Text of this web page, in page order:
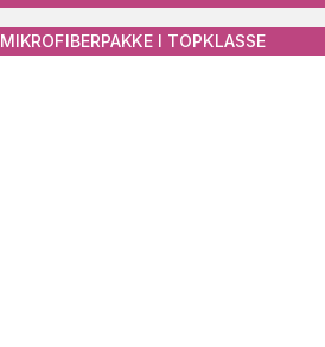
MIKROFIBERPAKKE I TOPKLASSE